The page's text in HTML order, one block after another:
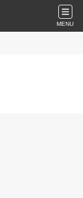
MENU